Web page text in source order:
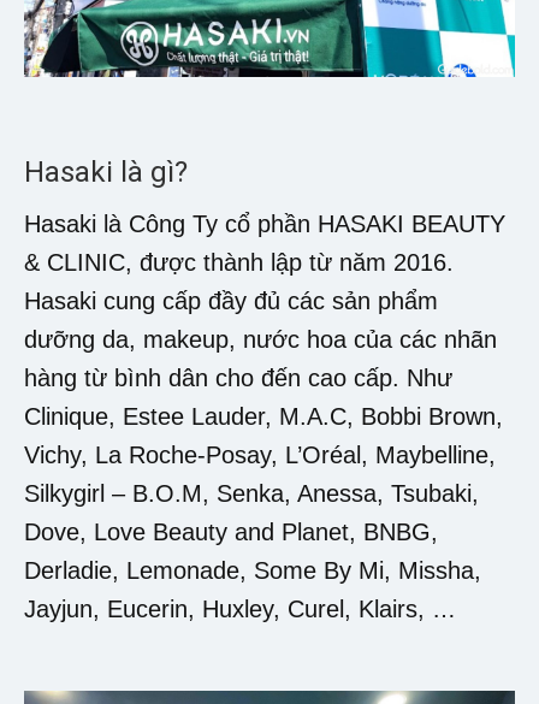
Hasaki là gì?
Hasaki là Công Ty cổ phần HASAKI BEAUTY
& CLINIC, được thành lập từ năm 2016.
Hasaki cung cấp đầy đủ các sản phẩm
dưỡng da, makeup, nước hoa của các nhãn
hàng từ bình dân cho đến cao cấp. Như
Clinique, Estee Lauder, M.A.C, Bobbi Brown,
Vichy, La Roche-Posay, L’Oréal, Maybelline,
Silkygirl – B.O.M, Senka, Anessa, Tsubaki,
Dove, Love Beauty and Planet, BNBG,
Derladie, Lemonade, Some By Mi, Missha,
Jayjun, Eucerin, Huxley, Curel, Klairs, …